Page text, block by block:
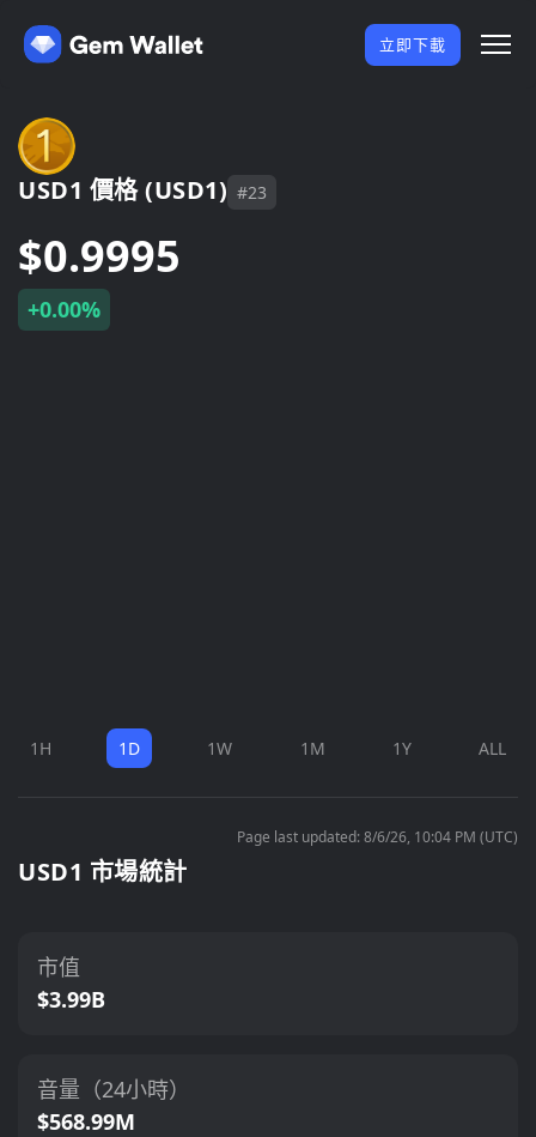
立即下載
USD1 價格 (USD1) #23
$0.9995
+0.00%
1H 1D 1W 1M 1Y ALL
Page last updated: 8/6/26, 10:04 PM (UTC)
USD1 市場統計
市值
$3.99B
音量（24小時）
$568.99M